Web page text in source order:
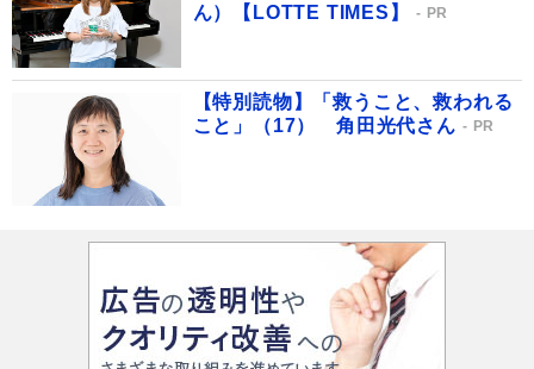
ん）【LOTTE TIMES】
PR
【特別読物】「救うこと、救われる
こと」（17） 角田光代さん
PR